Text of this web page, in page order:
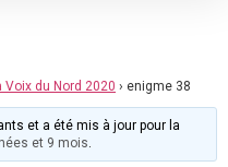
Voix du Nord 2020 › enigme 38
et a été mis à jour pour la
et 9 mois.